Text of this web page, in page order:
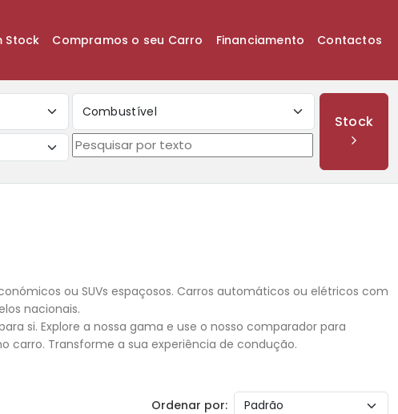
Stock Compramos o seu Carro Financiamento Contactos
Combustível
Stock
ou SUVs espaçosos. Carros automáticos ou elétricos com
nacionais.
si. Explore a nossa gama e use o nosso comparador para
carro. Transforme a sua experiência de condução.
Ordenar por: